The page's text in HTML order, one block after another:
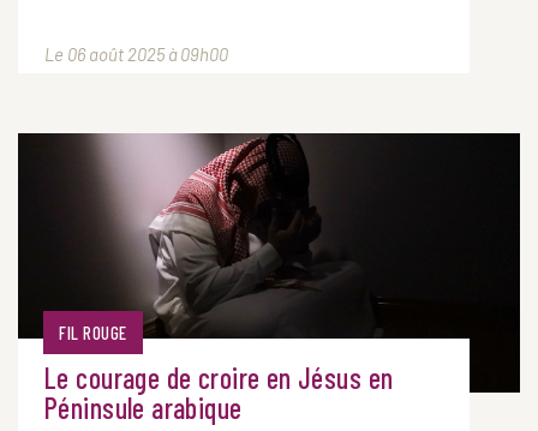
Le 06 août 2025 à 09h00
FIL ROUGE
Le courage de croire en Jésus en
Péninsule arabique